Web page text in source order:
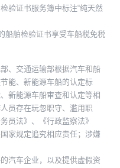
验证书服务簿中标注“纯天然
船舶检验证书享受车船税免税
、交通运输部根据汽车和船
能、新能源车船的认定标
新能源车船审查和认定等相
员存在玩忽职守、滥用职
员法》、《行政监察法》
家规定追究相应责任；涉嫌
汽车企业，以及提供虚假资